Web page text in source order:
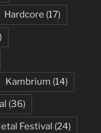
Hardcore (17)
Kambrium (14)
(36)
Festival (24)